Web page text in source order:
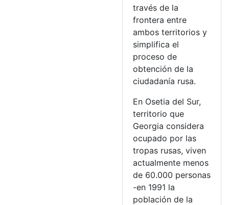
través de la
frontera entre
ambos territorios y
simplifica el
proceso de
obtención de la
ciudadanía rusa.
En Osetia del Sur,
territorio que
Georgia considera
ocupado por las
tropas rusas, viven
actualmente menos
de 60.000 personas
-en 1991 la
población de la